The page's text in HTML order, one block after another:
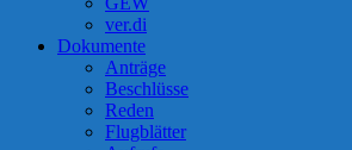
ver.di
Dokumente
Anträge
Beschlüsse
Reden
Flugblätter